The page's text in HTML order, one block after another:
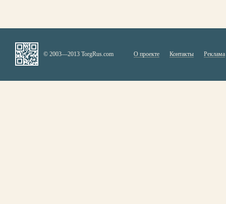
© 2003—2013 TorgRus.com О проекте Контакты Реклама